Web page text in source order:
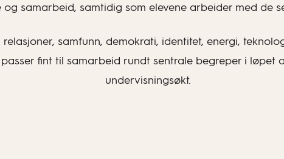
og samarbeid, samtidig som elevene arbeider med de
samfunn, demokrati, identitet, energi,
fint til samarbeid rundt sentrale begreper i løpet
undervisningsøkt.